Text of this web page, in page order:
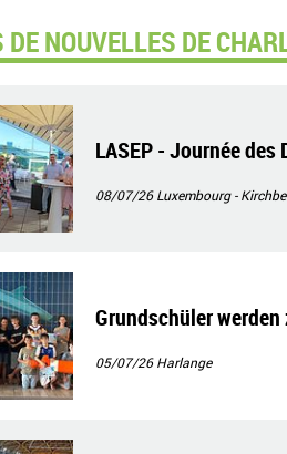
DE NOUVELLES DE
LASEP - Journée
08/07/26Luxembourg -
Grundschüler
05/07/26Harlange